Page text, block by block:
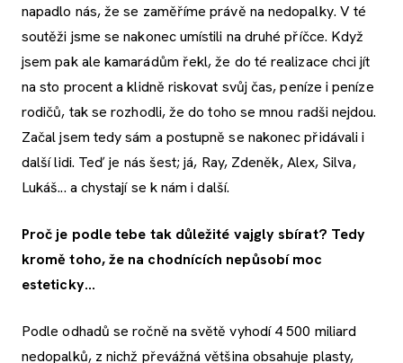
napadlo nás, že se zaměříme právě na nedopalky. V té
soutěži jsme se nakonec umístili na druhé příčce. Když
jsem pak ale kamarádům řekl, že do té realizace chci jít
na sto procent a klidně riskovat svůj čas, peníze i peníze
rodičů, tak se rozhodli, že do toho se mnou radši nejdou.
Začal jsem tedy sám a postupně se nakonec přidávali i
další lidi. Teď je nás šest; já, Ray, Zdeněk, Alex, Silva,
Lukáš... a chystají se k nám i další.
Proč je podle tebe tak důležité vajgly sbírat? Tedy
kromě toho, že na chodnících nepůsobí moc
esteticky...
Podle odhadů se ročně na světě vyhodí 4 500 miliard
nedopalků, z nichž převážná většina obsahuje plasty,